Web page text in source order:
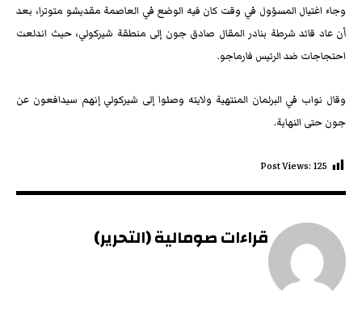
وجاء اغتيال المسؤول في وقت كان فيه الوضع في العاصمة مقديشو متوترا، بعد
أن عاد قائد شرطة بنادر المقال صادق جون إلى منطقة شيركولي، حيث اندلعت
احتجاجات ضد الرئيس فارماجو.
وقال نواب في البرلمان المنتهية ولايته وصلوا إلى شيركولي إنهم سيدافعون عن
جون حتى النهاية.
Post Views: 125
قراءات صومالية (التحرير)